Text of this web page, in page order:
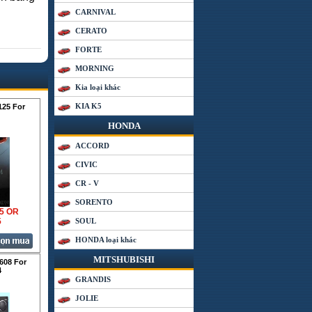
For
OR
For
CARNIVAL
CERATO
FORTE
MORNING
Kia loại khác
KIA K5
HONDA
ACCORD
CIVIC
CR - V
SORENTO
SOUL
HONDA loại khác
MITSHUBISHI
GRANDIS
JOLIE